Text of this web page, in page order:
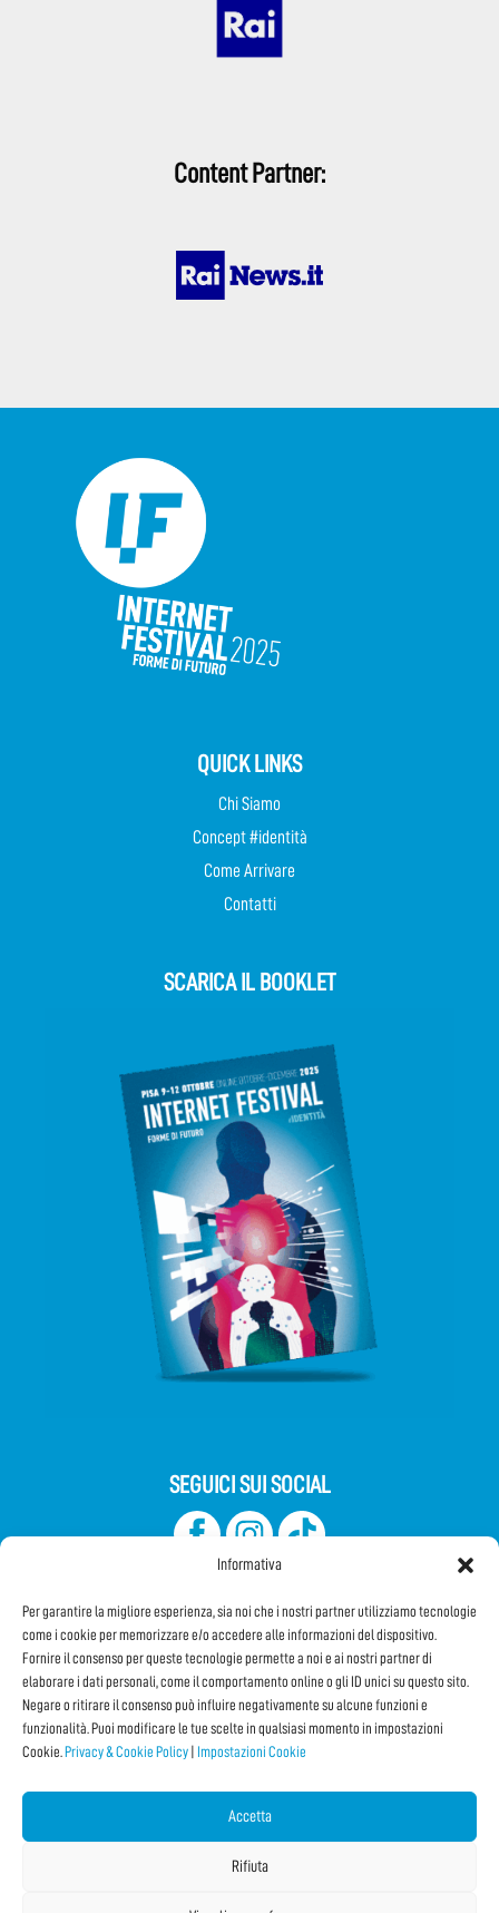
Informativa
Per garantire la migliore esperienza, sia noi che i nostri partner utilizziamo tecnologie
come i cookie per memorizzare e/o accedere alle informazioni del dispositivo.
Fornire il consenso per queste tecnologie permette a noi e ai nostri partner di
elaborare i dati personali, come il comportamento online o gli ID unici su questo sito.
Negare o ritirare il consenso può influire negativamente su alcune funzioni e
funzionalità. Puoi modificare le tue scelte in qualsiasi momento in impostazioni
Cookie. Privacy & Cookie Policy Impostazioni Cookie
Accetta
Rifiuta
Content Partner:
QUICK LINKS
Chi Siamo
Concept #identità
Come Arrivare
Contatti
SCARICA IL BOOKLET
SEGUICI SUI SOCIAL
Iscriviti alla Newsletter
CONDIVIDI QUESTA PAGINA!
Facebook